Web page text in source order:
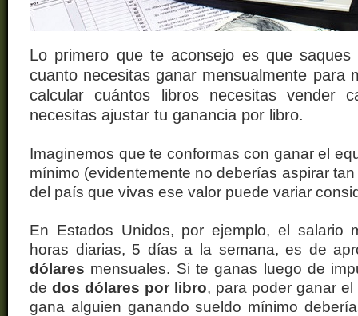
Lo primero que te aconsejo es que saques
cuanto necesitas ganar mensualmente para
calcular cuántos libros necesitas vender
necesitas ajustar tu ganancia por libro.
Imaginemos que te conformas con ganar el
mínimo (evidentemente no deberías aspirar
del país que vivas ese valor puede variar
En Estados Unidos, por ejemplo, el salario
horas diarias, 5 días a la semana, es de
dólares mensuales. Si te ganas luego de
de dos dólares por libro, para poder ganar
gana alguien ganando sueldo mínimo